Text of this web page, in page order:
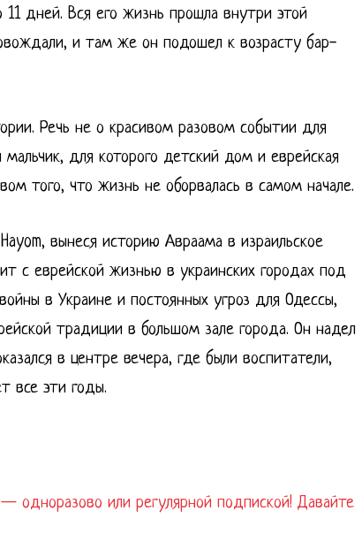
дней. Вся его жизнь прошла внутри этой
и там же он подошел к возрасту бар-
Речь не о красивом разовом событии для
для которого детский дом и еврейская
того, что жизнь не оборвалась в самом начале.
вынеся историю Авраама в израильское
с еврейской жизнью в украинских городах под
в Украине и постоянных угроз для Одессы,
традиции в большом зале города. Он надел
в центре вечера, где были воспитатели,
все эти годы.
или регулярной подпиской! Давайте